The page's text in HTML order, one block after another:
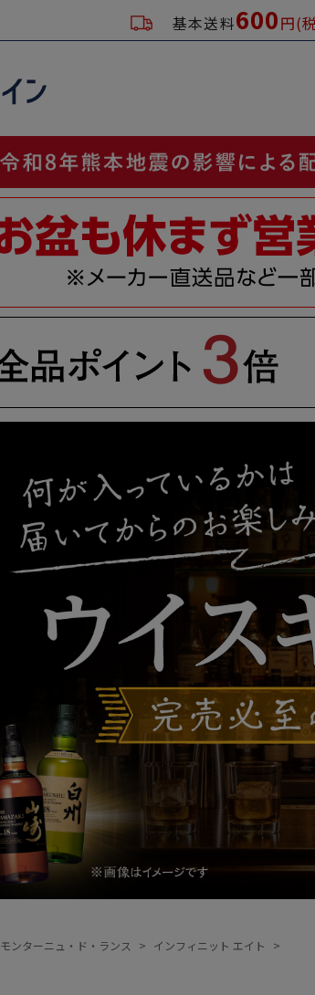
基本送料600円(
モンターニュ・ド・ランス インフィニット エイト